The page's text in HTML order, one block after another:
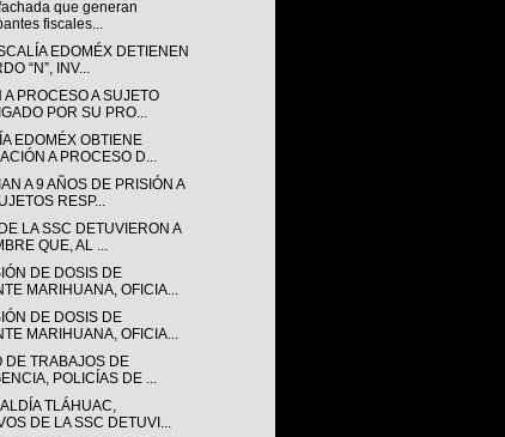
que generan
fiscales...
EDOMÉX DETIENEN
“N”, INV...
PROCESO A SUJETO
POR SU PRO...
EDOMÉX OBTIENE
A PROCESO D...
A 9 AÑOS DE PRISIÓN A
RESP...
LA SSC DETUVIERON A
QUE, AL ...
DE DOSIS DE
MARIHUANA, OFICIA...
DE DOSIS DE
MARIHUANA, OFICIA...
DE TRABAJOS DE
POLICÍAS DE ...
TLÁHUAC,
DE LA SSC DETUVI...